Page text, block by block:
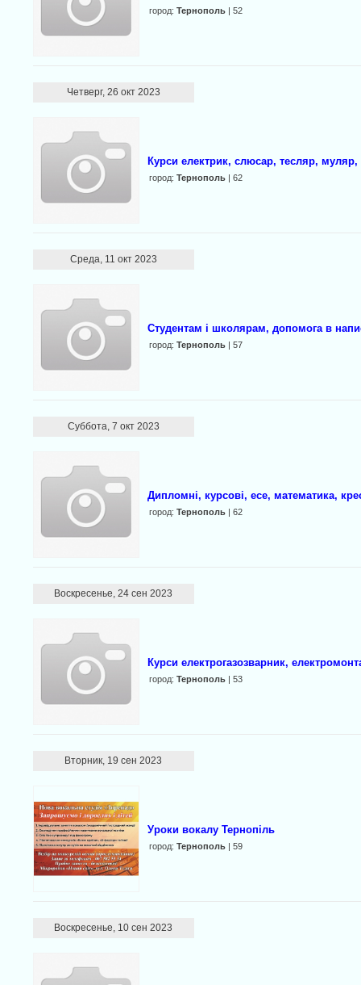
город: Тернополь| 52
Четверг, 26 окт 2023
Курси електрик, слюсар, тесляр,
город: Тернополь| 62
Среда, 11 окт 2023
Студентам і школярам, допомога в
город: Тернополь| 57
Суббота, 7 окт 2023
Дипломні, курсові, есе, математика,
город: Тернополь| 62
Воскресенье, 24 сен 2023
Курси електрогазозварник,
город: Тернополь| 53
Вторник, 19 сен 2023
Уроки вокалу Тернопіль
город: Тернополь| 59
Воскресенье, 10 сен 2023